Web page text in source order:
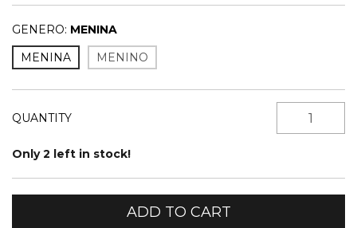
GENERO: MENINA
MENINA
MENINO
QUANTITY
Only2 left in stock!